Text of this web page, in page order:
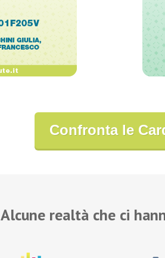
Confronta le
Alcune realtà che ci